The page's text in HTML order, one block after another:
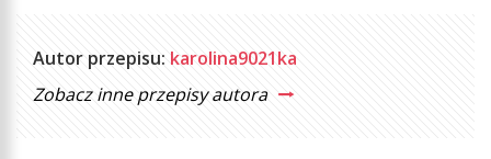
Autor przepisu: karolina9021ka
Zobacz inne przepisy autora